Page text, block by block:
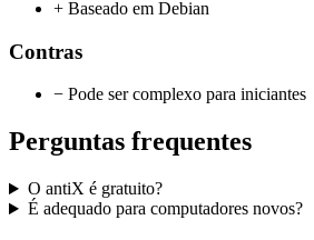
+ Baseado em Debian
Contras
− Pode ser complexo para iniciantes
Perguntas frequentes
O antiX é gratuito?
É adequado para computadores novos?